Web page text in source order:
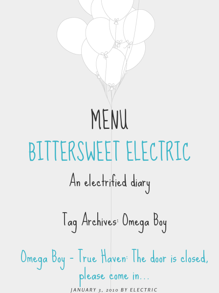
MENU
Skip to contentBITTERSWEET ELECTRIC
An electrified diary
Tag Archives:Omega Boy
Omega Boy – True Haven: The door is closed,
please come in…
JANUARY 3, 2010 BY ELECTRIC